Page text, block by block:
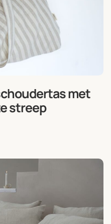
met
streep